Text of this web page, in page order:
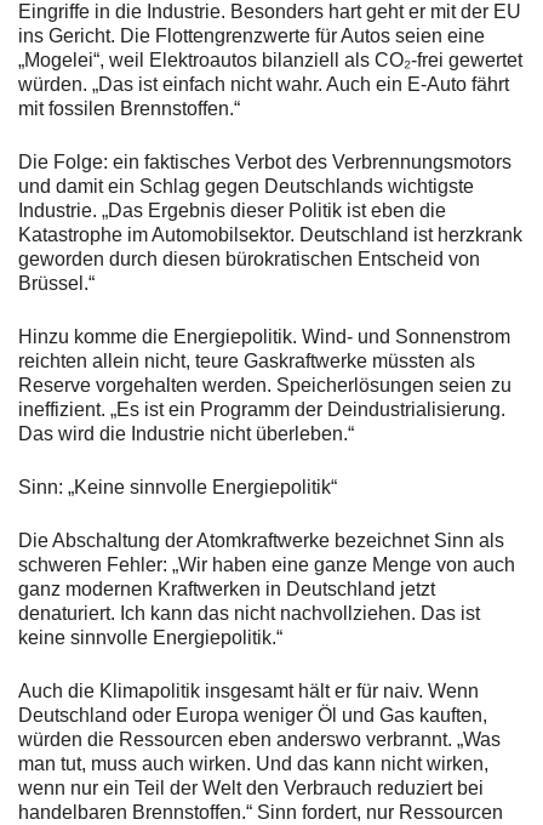
Eingriffe in die Industrie. Besonders hart geht er mit der EU
ins Gericht. Die Flottengrenzwerte für Autos seien eine
„Mogelei“, weil Elektroautos bilanziell als CO₂-frei gewertet
würden. „Das ist einfach nicht wahr. Auch ein E-Auto fährt
mit fossilen Brennstoffen.“
Die Folge: ein faktisches Verbot des Verbrennungsmotors
und damit ein Schlag gegen Deutschlands wichtigste
Industrie. „Das Ergebnis dieser Politik ist eben die
Katastrophe im Automobilsektor. Deutschland ist herzkrank
geworden durch diesen bürokratischen Entscheid von
Brüssel.“
Hinzu komme die Energiepolitik. Wind- und Sonnenstrom
reichten allein nicht, teure Gaskraftwerke müssten als
Reserve vorgehalten werden. Speicherlösungen seien zu
ineffizient. „Es ist ein Programm der Deindustrialisierung.
Das wird die Industrie nicht überleben.“
Sinn: „Keine sinnvolle Energiepolitik“
Die Abschaltung der Atomkraftwerke bezeichnet Sinn als
schweren Fehler: „Wir haben eine ganze Menge von auch
ganz modernen Kraftwerken in Deutschland jetzt
denaturiert. Ich kann das nicht nachvollziehen. Das ist
keine sinnvolle Energiepolitik.“
Auch die Klimapolitik insgesamt hält er für naiv. Wenn
Deutschland oder Europa weniger Öl und Gas kauften,
würden die Ressourcen eben anderswo verbrannt. „Was
man tut, muss auch wirken. Und das kann nicht wirken,
wenn nur ein Teil der Welt den Verbrauch reduziert bei
handelbaren Brennstoffen.“ Sinn fordert, nur Ressourcen